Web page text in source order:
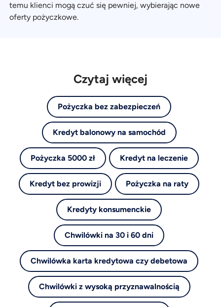
temu klienci mogą czuć się pewniej, wybierając nowe
oferty pożyczkowe.
Czytaj więcej
Pożyczka bez zabezpieczeń
Kredyt balonowy na samochód
Pożyczka 5000 zł Kredyt na leczenie
Kredyt bez prowizji Pożyczka na raty
Kredyty konsumenckie
Chwilówki na 30 i 60 dni
Chwilówka karta kredytowa czy debetowa
Chwilówki z wysoką przyznawalnością